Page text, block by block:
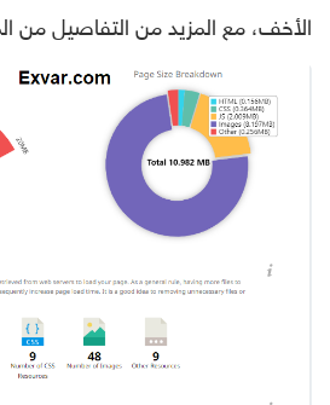
الأخف، مع المزيد من التفاصيل من